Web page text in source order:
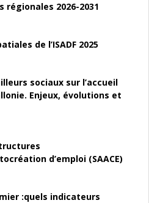
régionales 2026-2031
de l’ISADF 2025
sociaux sur l’accueil
Enjeux, évolutions et
d’emploi (SAACE)
:quels indicateurs